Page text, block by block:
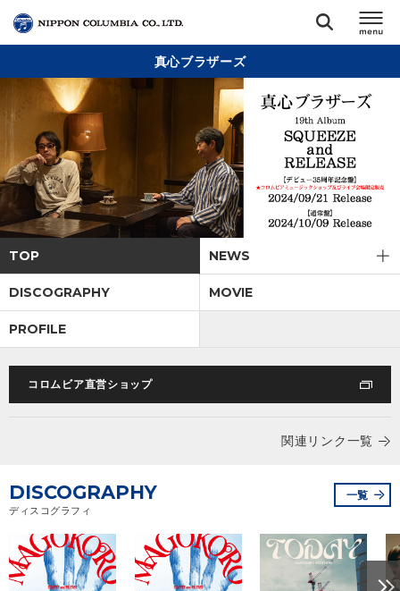
閉じる
リリース
アーティスト
ジャンル
オーディション
直営ショップ
サイトマップ
お問い合わせ
真心ブラザーズ
TOP NEWS
DISCOGRAPHY MOVIE
PROFILE
コロムビア直営ショップ
関連リンク一覧
DISCOGRAPHY
ディスコグラフィ
一覧